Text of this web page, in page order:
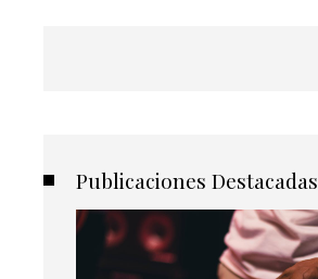
Publicaciones Destacadas